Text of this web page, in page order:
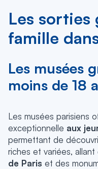
Les sorties
famille
Les musées
moins de 18
Les musées parisiens
exceptionnelle aux
permettant de
riches et variées, allant
de Paris et des